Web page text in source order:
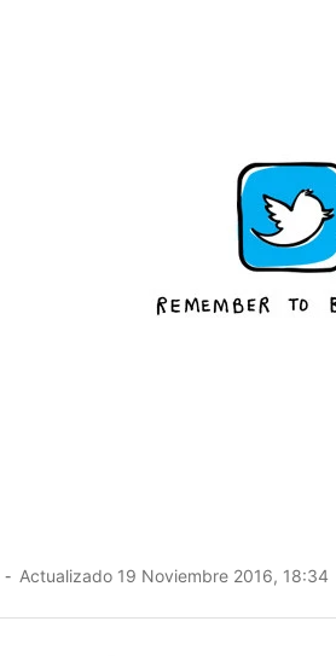
Actualizado 19 Noviembre 2016, 18:34